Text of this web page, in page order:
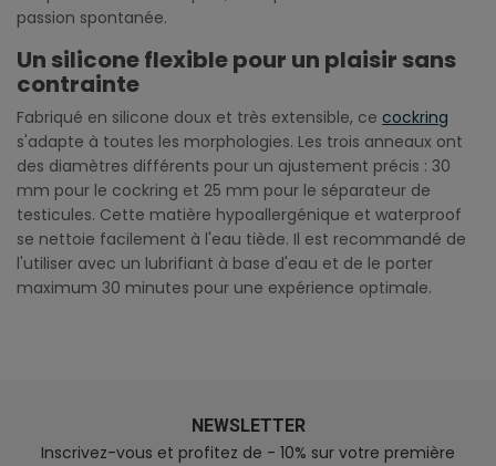
passion spontanée.
Un silicone flexible pour un plaisir sans
contrainte
Fabriqué en silicone doux et très extensible, ce cockring
s'adapte à toutes les morphologies. Les trois anneaux ont
des diamètres différents pour un ajustement précis : 30
mm pour le cockring et 25 mm pour le séparateur de
testicules. Cette matière hypoallergénique et waterproof
se nettoie facilement à l'eau tiède. Il est recommandé de
l'utiliser avec un lubrifiant à base d'eau et de le porter
maximum 30 minutes pour une expérience optimale.
NEWSLETTER
Inscrivez-vous et profitez de - 10% sur votre première